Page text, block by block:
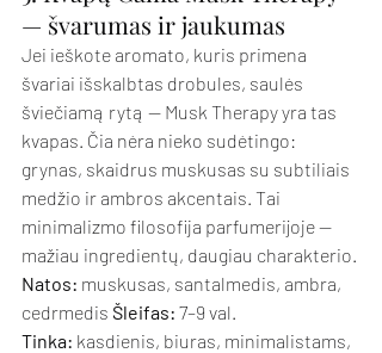
— švarumas ir jaukumas
Jei ieškote aromato, kuris primena
švariai išskalbtas drobules, saulės
šviečiamą rytą — Musk Therapy yra tas
kvapas. Čia nėra nieko sudėtingo:
grynas, skaidrus muskusas su subtiliais
medžio ir ambros akcentais. Tai
minimalizmo filosofija parfumerijoje —
mažiau ingredientų, daugiau charakterio.
Natos: muskusas, santalmedis, ambra,
cedrmedis Šleifas: 7–9 val.
Tinka: kasdienis, biuras, minimalistams,